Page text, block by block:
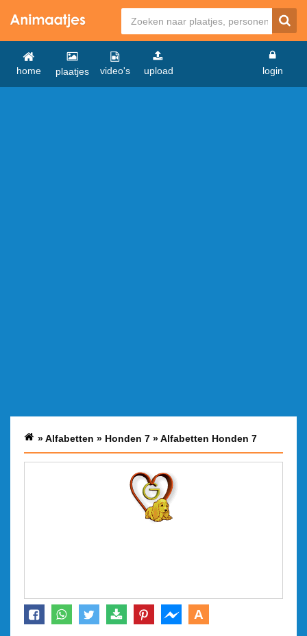
home plaatjes video's upload login
»Alfabetten » Honden 7 »Alfabetten Honden 7
A